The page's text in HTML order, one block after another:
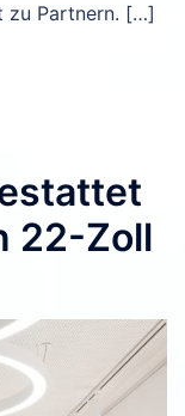
zu Partnern. […]
22-Zoll